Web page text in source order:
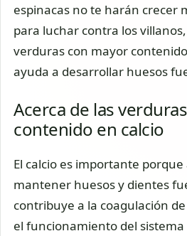
espinacas no te harán crecer
para luchar contra los
verduras con mayor
ayuda a desarrollar huesos
Acerca de las
contenido en calcio
El calcio es importante
mantener huesos y dientes
contribuye a la coagulación
el funcionamiento del